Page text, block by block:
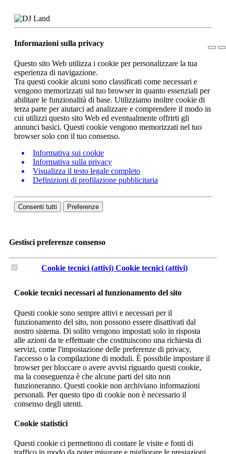
Informazioni sulla privacy
Questo sito Web utilizza i cookie per personalizzare la tua
esperienza di navigazione.
Tra questi cookie alcuni sono classificati come necessari e
vengono memorizzati sul tuo browser in quanto essenziali per
abilitare le funzionalità di base. Utilizziamo inoltre cookie di
terza parte per aiutarci ad analizzare e comprendere il modo in
cui utilizzi questo sito Web ed eventualmente offrirti gli
annunci basici. Questi cookie vengono memorizzati nel tuo
browser solo con il tuo consenso.
Informativa sui cookie
Informativa sulla privacy
Visualizza il testo legale completo
Definizioni di profilazione pubblicitaria
Consenti tutti Preferenze
Gestisci preferenze consenso
Cookie tecnici (attivi) Cookie tecnici (attivi)
Cookie tecnici necessari al funzionamento del sito
Questi cookie sono sempre attivi e necessari per il
funzionamento del sito, non possono essere disattivati dal
nostro sistema. Di solito vengono impostati solo in risposta
alle azioni da te effettuate che costituiscono una richiesta di
servizi, come l'impostazione delle preferenze di privacy,
l'accesso o la compilazione di moduli. È possibile impostare il
browser per bloccare o avere avvisi riguardo questi cookie,
ma la conseguenza è che alcune parti del sito non
funzioneranno. Questi cookie non archiviano informazioni
personali. Per questo tipo di cookie non è necessario il
consenso degli utenti.
Cookie statistici
Questi cookie ci permettono di contare le visite e fonti di